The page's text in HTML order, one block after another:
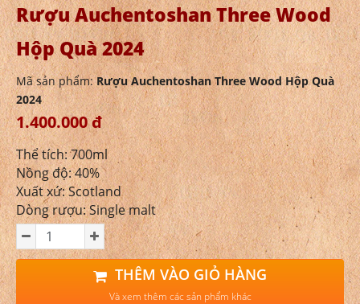
Rượu Auchentoshan Three Wood
Hộp Quà 2024
Mã sản phẩm:Rượu Auchentoshan Three Wood Hộp Quà
2024
1.400.000 đ
Thể tích: 700ml
Nồng độ: 40%
Xuất xứ: Scotland
Dòng rượu: Single malt
THÊM VÀO GIỎ HÀNG
Và xem thêm các sản phẩm khác